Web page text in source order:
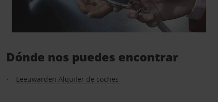
Dónde nos puedes encontrar
Leeuwarden Alquiler de coches